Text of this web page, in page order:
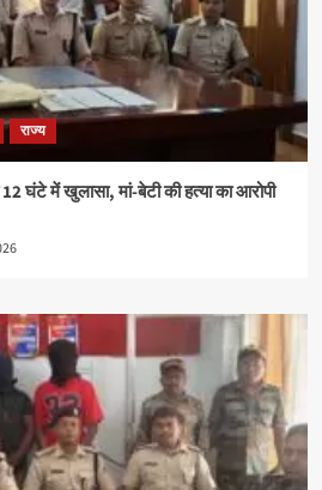
राज्य
घंटे में खुलासा, मां-बेटी की हत्या का आरोपी